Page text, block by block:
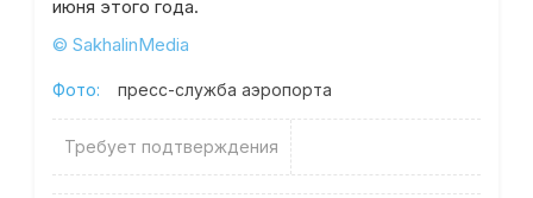
июня этого года.
© SakhalinMedia
Фото: пресс-служба аэропорта
Требует подтверждения